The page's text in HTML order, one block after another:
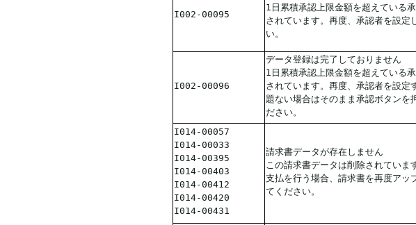
I002-00095
1日累積承認上限金額を超えている
されています。再度、承認者を設定
い。
I002-00096
データ登録は完了しておりません
1日累積承認上限金額を超えている
されています。再度、承認者を設定
題ない場合はそのまま承認ボタンを
ださい。
I014-00057
I014-00033
I014-00395
I014-00403
I014-00412
I014-00420
I014-00431
請求書データが存在しません
この請求書データは削除されていま
支払を行う場合、請求書を再度アッ
てください。